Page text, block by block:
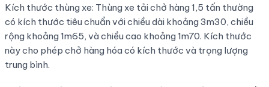
Kích thước thùng xe: Thùng xe tải chở hàng 1,5 tấn thường
có kích thước tiêu chuẩn với chiều dài khoảng 3m30, chiều
rộng khoảng 1m65, và chiều cao khoảng 1m70. Kích thước
này cho phép chở hàng hóa có kích thước và trọng lượng
trung bình.